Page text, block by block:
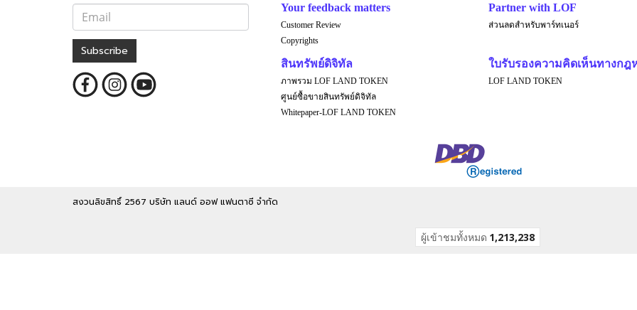
Subscribe
Your feedback matters
Customer Review
Copyrights
Partner with LOF
ส่วนลดสำหรับพาร์ทเนอร์
สินทรัพย์ดิจิทัล
ภาพรวม LOF LAND TOKEN
ศูนย์ซื้อขายสินทรัพย์ดิจิทัล
Whitepaper-LOF LAND TOKEN
ใบรับรองความคิดเห็นทางกฎ
LOF LAND TOKEN
สงวนลิขสิทธิ์ 2567 บริษัท แลนด์ ออฟ แฟนตาซี จำกัด
ผู้เข้าชมทั้งหมด 1,213,238